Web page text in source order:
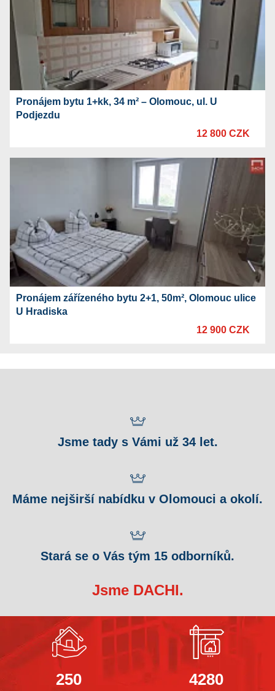
Pronájem bytu 1+kk, 34 m² – Olomouc, ul. U
Podjezdu
12 800 CZK
Pronájem zářízeného bytu 2+1, 50m², Olomouc ulice
U Hradiska
12 900 CZK
Jsme tady s Vámi už 34 let.
Máme nejširší nabídku v Olomouci a okolí.
Stará se o Vás tým 15 odborníků.
Jsme DACHI.
250 4280